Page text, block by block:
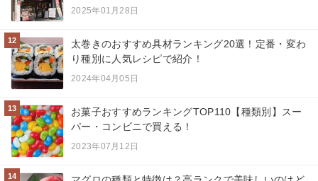
2025年01月28日
12
太巻きのおすすめ具材ランキング20選！定番・変わ
り種別に人気レシピで紹介！
2024年04月05日
13
お菓子おすすめランキングTOP110【種類別】スー
パー・コンビニで買える！
2023年07月12日
14